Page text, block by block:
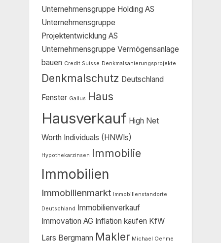
Unternehmensgruppe Holding AS
Unternehmensgruppe
Projektentwicklung AS
Unternehmensgruppe Vermögensanlage
bauen Credit Suisse Denkmalsanierungsprojekte
Denkmalschutz Deutschland
Fenster Gallus Haus
Hausverkauf High Net
Worth Individuals (HNWIs)
Hypothekarzinsen Immobilie
Immobilien
Immobilienmarkt Immobilienstandorte
Deutschland Immobilienverkauf
Immovation AG Inflation kaufen KfW
Lars Bergmann Makler Michael Oehme